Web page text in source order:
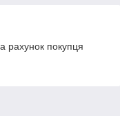
рахунок покупця